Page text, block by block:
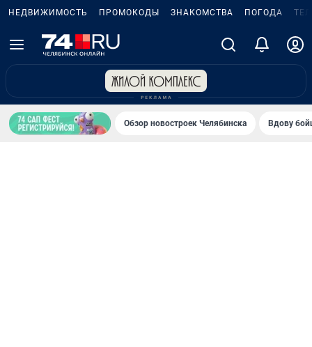
НЕДВИЖИМОСТЬ ПРОМОКОДЫ ЗНАКОМСТВА ПОГОДА
Обзор новостроек Челябинска Вдову